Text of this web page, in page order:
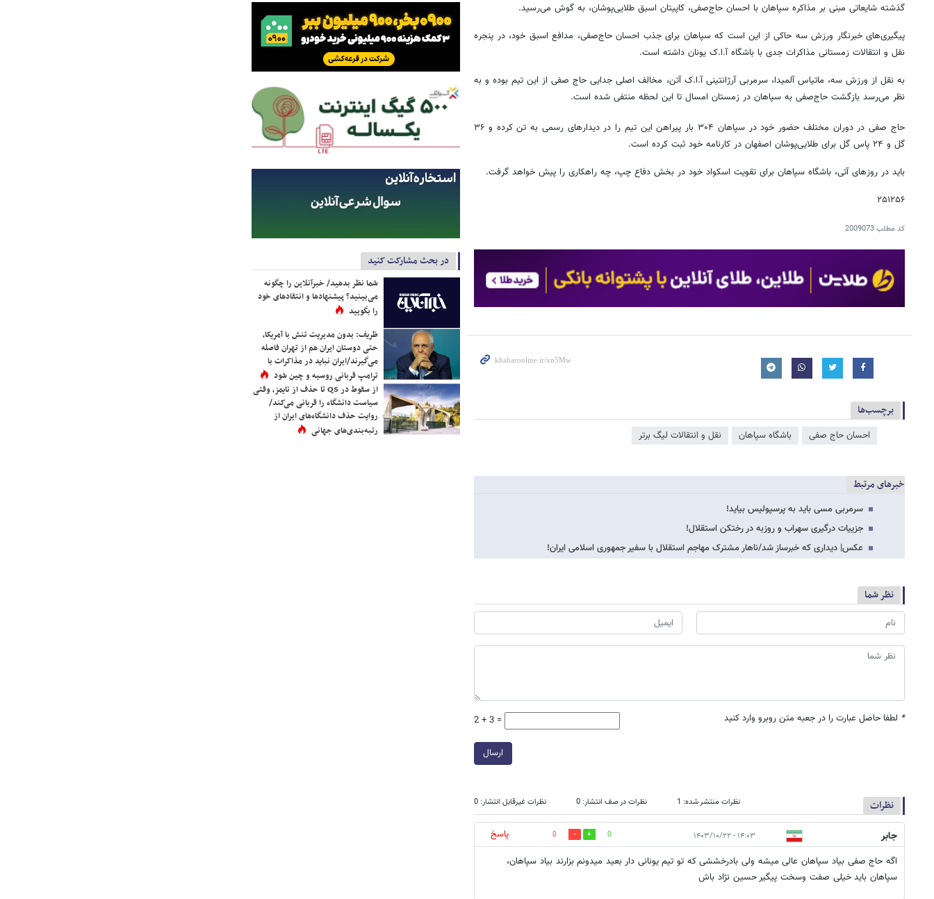
گذشته شایعاتی مبنی بر مذاکره سپاهان با احسان حاج‌صفی، کاپیتان اسبق طلایی‌پوشان، به گوش می‌رسید.
پیگیری‌های خبرنگار ورزش سه حاکی از این است که سپاهان برای جذب احسان حاج‌صفی، مدافع اسبق خود، در پنجره
نقل و انتقالات زمستانی مذاکرات جدی با باشگاه آ.ا.ک یونان داشته‌ است.
به نقل از ورزش سه، ماتیاس آلمیدا، سرمربی آرژانتینی آ.ا.ک آتن، مخالف اصلی جدایی حاج صفی از این تیم بوده و به
نظر می‌رسد بازگشت حاج‌صفی به سپاهان در زمستان امسال تا این لحظه منتفی شده است.
حاج صفی در دوران مختلف حضور خود در سپاهان ۳۰۴ بار پیراهن این تیم را در دیدارهای رسمی به تن کرده و ۳۶
گل و ۲۴ پاس گل برای طلایی‌پوشان اصفهان در کارنامه خود ثبت کرده است.
باید در روزهای آتی، باشگاه سپاهان برای تقویت اسکواد خود در بخش دفاع چپ، چه راهکاری را پیش خواهد گرفت.
۲۵۱۲۵۶
کد مطلب2009073
برچسب‌ها
احسان حاج صفی باشگاه سپاهان نقل و انتقالات لیگ برتر
خبرهای مرتبط
سرمربی مسی باید به پرسپولیس بیاید!
جزییات درگیری سهراب و روزبه در رختکن استقلال!
عکس| دیداری که خبرساز شد/ناهار مشترک مهاجم استقلال با سفیر جمهوری اسلامی ایران!
نظر شما
* لطفا حاصل عبارت را در جعبه متن روبرو وارد کنید 2 + 3 =
ارسال
نظرات نظرات منتشر شده: 1 نظرات در صف انتشار: 0 نظرات غیرقابل انتشار: 0
جابر ۱۴:۰۳ - ۱۴۰۳/۱۰/۲۲ 0
0
پاسخ
اگه حاج صفی بیاد سپاهان عالی میشه ولی بادرخششی که تو تیم یونانی دار بعید میدونم بزارند بیاد سپاهان،
سپاهان باید خیلی صفت وسخت پیگیر حسین نژاد باش
در بحث مشارکت کنید
شما نظر بدهید/ خبرآنلاین را چگونه
می‌بینید؟ پیشنهادها و انتقادهای خود
را بگویید
ظریف: بدون مدیریت تنش با آمریکا،
حتی دوستان ایران هم از تهران فاصله
می‌گیرند/ایران نباید در مذاکرات با
ترامپ قربانی روسیه و چین شود
از سقوط در QS تا حذف از تایمز، وقتی
سیاست دانشگاه را قربانی می‌کند/
روایت حذف دانشگاه‌های ایران از
رتبه‌بندی‌های جهانی